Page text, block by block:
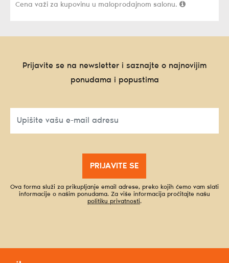
Cena važi za kupovinu u maloprodajnom salonu.
Prijavite se na newsletter i saznajte o najnovijim
ponudama i popustima
PRIJAVITE SE
Ova forma služi za prikupljanje email adrese, preko kojih ćemo vam slati
informacije o našim ponudama. Za više informacija pročitajte našu
politiku privatnosti.